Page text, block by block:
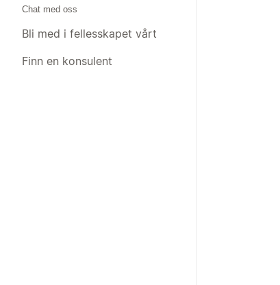
Chat med oss
Bli med i fellesskapet vårt
Finn en konsulent